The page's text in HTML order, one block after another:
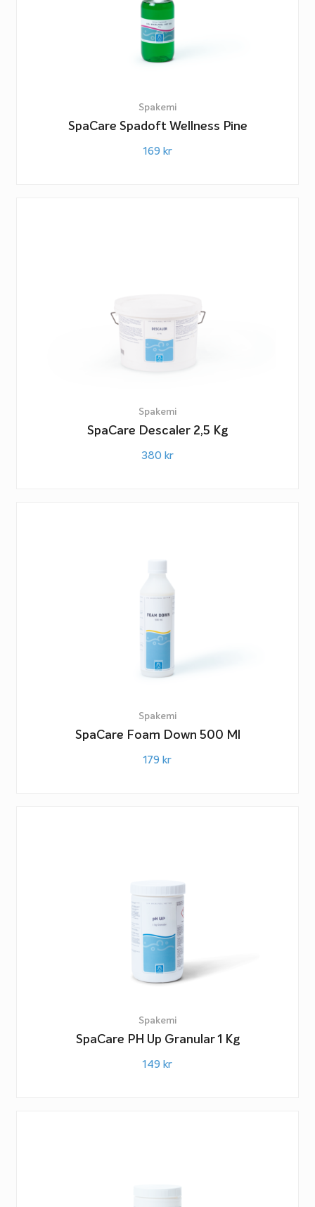
Spakemi
SpaCare Spadoft Wellness Pine
169 kr
Spakemi
SpaCare Descaler 2,5 Kg
380 kr
Spakemi
SpaCare Foam Down 500 Ml
179 kr
Spakemi
SpaCare PH Up Granular 1 Kg
149 kr